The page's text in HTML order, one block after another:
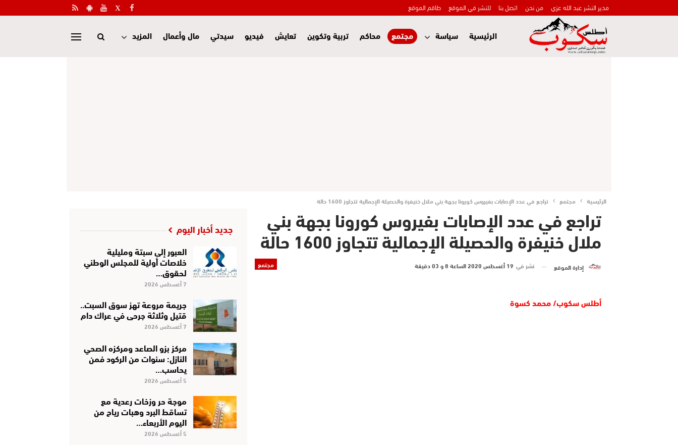
مدير النشر عبد الله عزي من نحن اتصل بنا للنشر في الموقع طاقم الموقع
الرئيسية سياسة مجتمع محاكم تربية وتكوين تعايش فيديو سيدتي مال وأعمال المزيد
الرئيسية مجتمع تراجع في عدد الإصابات بفيروس كورونا بجهة بني ملال خنيفرة والحصيلة الإجمالية تتجاوز 1600 حالة
تراجع في عدد الإصابات بفيروس كورونا بجهة بني
ملال خنيفرة والحصيلة الإجمالية تتجاوز 1600 حالة
مجتمع إدارة الموقع نشر في 19 أغسطس 2020 الساعة 8 و 03 دقيقة
أطلس سكوب/ محمد كسوة
جديد أخبار اليوم
العبور إلى سبتة ومليلية
خلاصات أولية للمجلس الوطني
لحقوق…
7 أغسطس 2026
جريمة مروعة تهز سوق السبت..
قتيل وثلاثة جرحى في عراك دام
7 أغسطس 2026
مركز بزو الصاعد ومركزه الصحي
النازل: سنوات من الركود فمن
يحاسب…
5 أغسطس 2026
موجة حر وزخات رعدية مع
تساقط البرد وهبات رياح من
اليوم الأربعاء…
5 أغسطس 2026